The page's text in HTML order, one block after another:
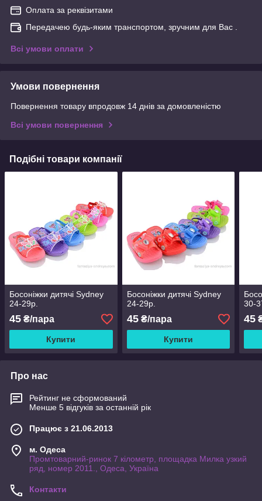
Оплата за реквізитами
Передачею будь-яким транспортом, зручним для Вас .
Всі умови оплати
Умови повернення
Повернення товару впродовж 14 днів за домовленістю
Всі умови повернення
Подібні товари компанії
Босоніжки дитячі Sydney
24-29р.
45 ₴/пара
Купити
Босоніжки дитячі Sydney
24-29р.
45₴/пара
Купити
30-
45
Про нас
Рейтинг не сформований
Менше 5 відгуків за останній рік
Працює з 21.06.2013
м. Одеса
Промтоварний-ринок 7 кілометр, площадка Милка узкий
ряд, номер 2011., Одеса, Україна
Контакти